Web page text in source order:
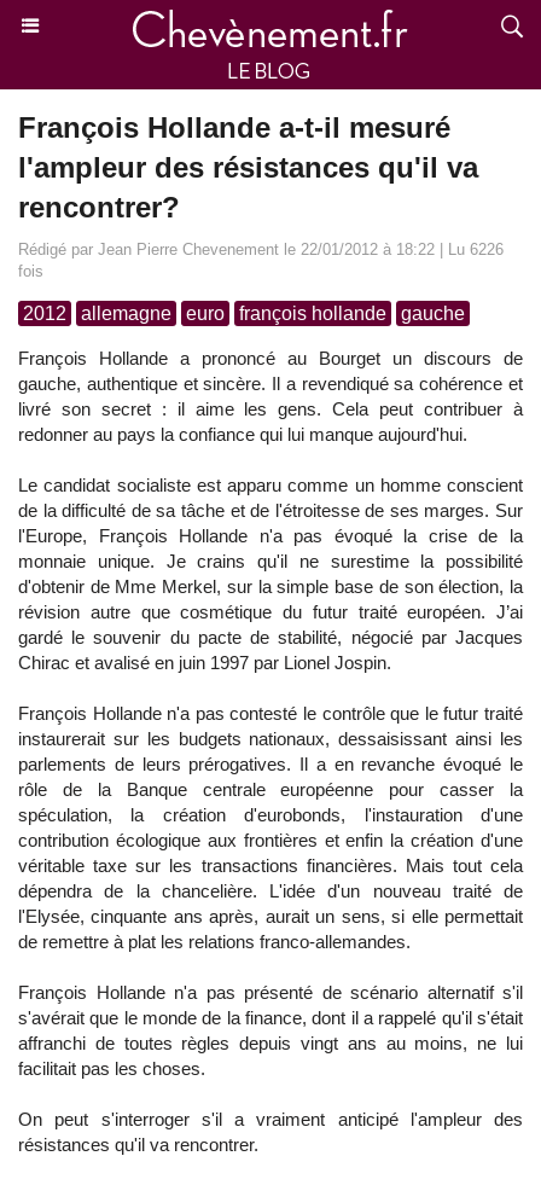
François Hollande a-t-il mesuré
l'ampleur des résistances qu'il va
rencontrer?
Rédigé par Jean Pierre Chevenement le 22/01/2012 à 18:22 | Lu 6226
fois
2012 allemagne euro françois hollande gauche
François Hollande a prononcé au Bourget un discours de
gauche, authentique et sincère. Il a revendiqué sa cohérence et
livré son secret : il aime les gens. Cela peut contribuer à
redonner au pays la confiance qui lui manque aujourd'hui.
Le candidat socialiste est apparu comme un homme conscient
de la difficulté de sa tâche et de l'étroitesse de ses marges. Sur
l'Europe, François Hollande n'a pas évoqué la crise de la
monnaie unique. Je crains qu'il ne surestime la possibilité
d'obtenir de Mme Merkel, sur la simple base de son élection, la
révision autre que cosmétique du futur traité européen. J’ai
gardé le souvenir du pacte de stabilité, négocié par Jacques
Chirac et avalisé en juin 1997 par Lionel Jospin.
François Hollande n'a pas contesté le contrôle que le futur traité
instaurerait sur les budgets nationaux, dessaisissant ainsi les
parlements de leurs prérogatives. Il a en revanche évoqué le
rôle de la Banque centrale européenne pour casser la
spéculation, la création d'eurobonds, l'instauration d'une
contribution écologique aux frontières et enfin la création d'une
véritable taxe sur les transactions financières. Mais tout cela
dépendra de la chancelière. L'idée d'un nouveau traité de
l'Elysée, cinquante ans après, aurait un sens, si elle permettait
de remettre à plat les relations franco-allemandes.
François Hollande n'a pas présenté de scénario alternatif s'il
s'avérait que le monde de la finance, dont il a rappelé qu'il s'était
affranchi de toutes règles depuis vingt ans au moins, ne lui
facilitait pas les choses.
On peut s'interroger s'il a vraiment anticipé l'ampleur des
résistances qu'il va rencontrer.